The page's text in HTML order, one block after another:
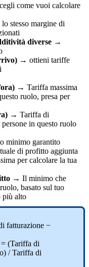
come vuoi calcolare
lo stesso margine di
à diverse →
) → ottieni tariffe
ora) → Tariffa massima
ruolo, presa per
) → Tariffa di
persone in questo ruolo
minimo garantito
di profitto aggiunta
per calcolare la tua
→ Il minimo che
ruolo, basato sul tuo
più alto
fatturazione −
= (Tariffa di
) / Tariffa di